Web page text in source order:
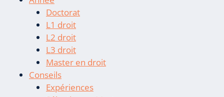
Doctorat
L1 droit
L2 droit
L3 droit
Master en droit
Conseils
Expériences